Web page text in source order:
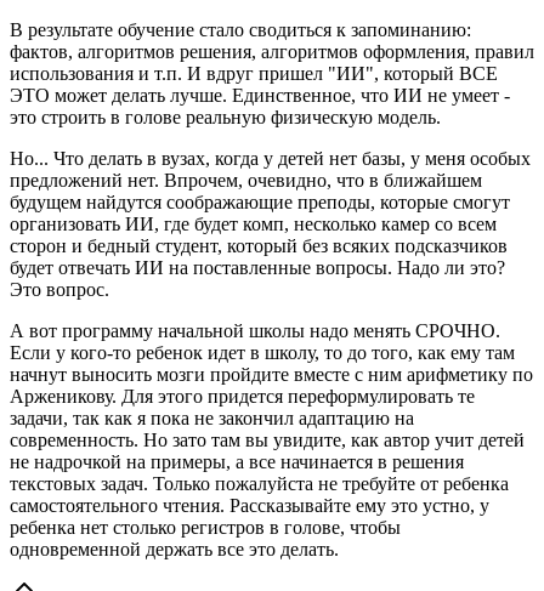
В результате обучение стало сводиться к запоминанию:
фактов, алгоритмов решения, алгоритмов оформления, правил
использования и т.п. И вдруг пришел "ИИ", который ВСЕ
ЭТО может делать лучше. Единственное, что ИИ не умеет -
это строить в голове реальную физическую модель.
Но... Что делать в вузах, когда у детей нет базы, у меня особых
предложений нет. Впрочем, очевидно, что в ближайшем
будущем найдутся соображающие преподы, которые смогут
организовать ИИ, где будет комп, несколько камер со всем
сторон и бедный студент, который без всяких подсказчиков
будет отвечать ИИ на поставленные вопросы. Надо ли это?
Это вопрос.
А вот программу начальной школы надо менять СРОЧНО.
Если у кого-то ребенок идет в школу, то до того, как ему там
начнут выносить мозги пройдите вместе с ним арифметику по
Арженикову. Для этого придется переформулировать те
задачи, так как я пока не закончил адаптацию на
современность. Но зато там вы увидите, как автор учит детей
не надрочкой на примеры, а все начинается в решения
текстовых задач. Только пожалуйста не требуйте от ребенка
самостоятельного чтения. Рассказывайте ему это устно, у
ребенка нет столько регистров в голове, чтобы
одновременной держать все это делать.